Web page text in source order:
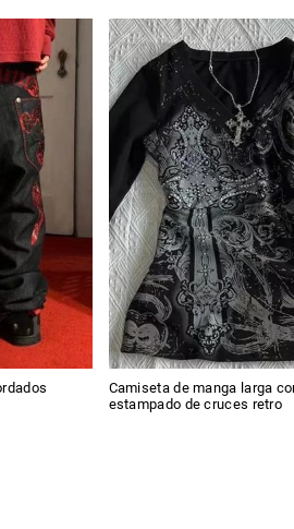
Camiseta de manga larga
estampado de cruces retro